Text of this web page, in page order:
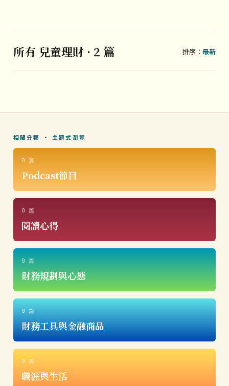
所有 兒童理財 · 2 篇 排序：最新
相關分類 · 主題式瀏覽
0 篇
Podcast節目
0 篇
閱讀心得
0 篇
財務規劃與心態
0 篇
財務工具與金融商品
0 篇
職涯與生活